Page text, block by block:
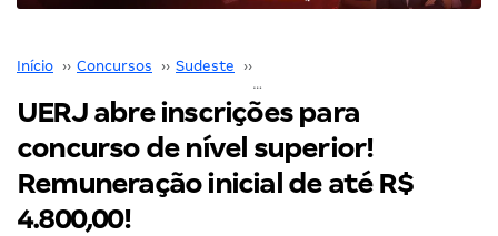
Início ›› Concursos ›› Sudeste ››
UERJ abre inscrições para
concurso de nível superior!
Remuneração inicial de até R$
4.800,00!